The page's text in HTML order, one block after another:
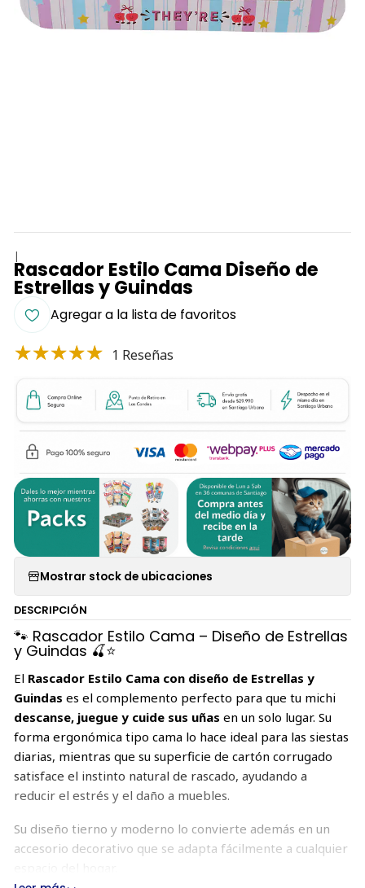
|
Rascador Estilo Cama Diseño de
Estrellas y Guindas
Agregar a la lista de favoritos
1 Reseñas
Mostrar stock de ubicaciones
DESCRIPCIÓN
🐾 Rascador Estilo Cama – Diseño de Estrellas
y Guindas 🍒⭐
El Rascador Estilo Cama con diseño de Estrellas y
Guindas es el complemento perfecto para que tu michi
descanse, juegue y cuide sus uñas en un solo lugar. Su
forma ergonómica tipo cama lo hace ideal para las siestas
diarias, mientras que su superficie de cartón corrugado
satisface el instinto natural de rascado, ayudando a
reducir el estrés y el daño a muebles.
Su diseño tierno y moderno lo convierte además en un
accesorio decorativo que se adapta fácilmente a cualquier